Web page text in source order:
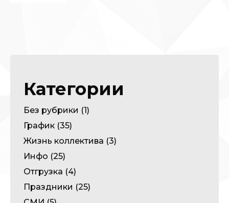
Категории
Без рубрики (1)
График (35)
Жизнь коллектива (3)
Инфо (25)
Отгрузка (4)
Праздники (25)